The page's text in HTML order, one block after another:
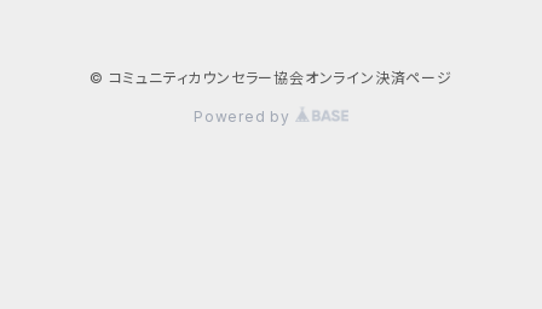
© コミュニティカウンセラー協会オンライン決済ページ
Powered by